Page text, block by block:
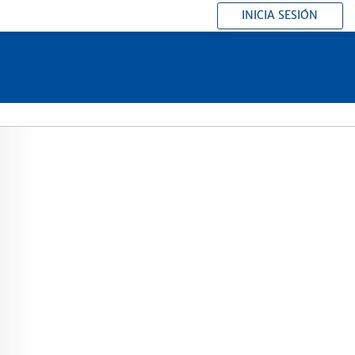
INICIA SESIÓN